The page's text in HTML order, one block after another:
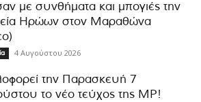
με συνθήματα και μπογιές την
Ηρώων στον Μαραθώνα
4 Αυγούστου 2026
την Παρασκευή 7
το νέο τεύχος της MP!